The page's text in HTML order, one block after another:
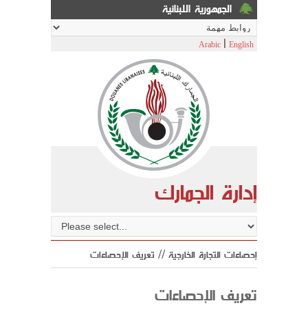
الجمهورية اللبنانية
Arabic English
إدارة الجمارك
إحصاءات التجارة الخارجية // تعريف الإحصاءات
تعريف الإحصاءات